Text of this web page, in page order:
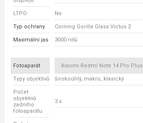
LTPO Ne
Typ ochrany Corning Gorilla Glass Victus 2
Maximální jas 3000 nitů
Fotoaparát Xiaomi Redmi Note 14 Pro Plus
Typy objektivů širokoúhlý, makro, klasický
Počet
objektivů
zadního
fotoaparátu
3 x